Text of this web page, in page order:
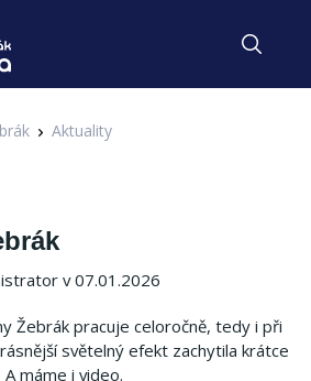
Aktuality
v 07.01.2026
Žebrák pracuje celoročně, tedy i při
světelný efekt zachytila krátce
máme i video.